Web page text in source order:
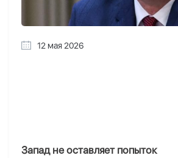
12 мая 2026
Запад не оставляет попыток